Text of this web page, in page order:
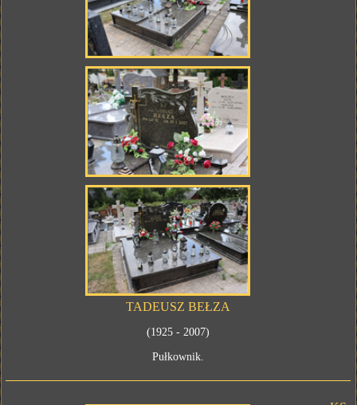
TADEUSZ BEŁZA
(1925 - 2007)
Pułkownik.